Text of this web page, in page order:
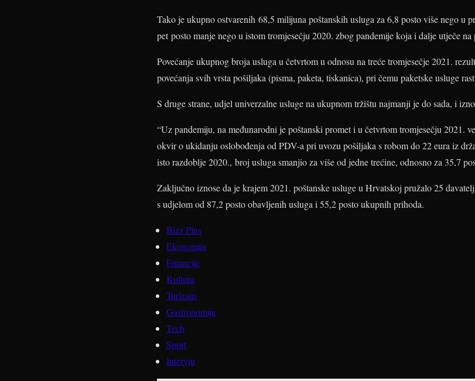
Tako je ukupno ostvarenih 68,5 milijuna poštanskih usluga za 6,8 posto više nego u
pet posto manje nego u istom tromjesečju 2020. zbog pandemije koja i dalje utječe na
Povećanje ukupnog broja usluga u četvrtom u odnosu na treće tromjesečje 2021.
povećanja svih vrsta pošiljaka (pisma, paketa, tiskanica), pri čemu paketske usluge
S druge strane, udjel univerzalne usluge na ukupnom tržištu najmanji je do sada, i
“Uz pandemiju, na međunarodni je poštanski promet i u četvrtom tromjesečju 2021.
okvir o ukidanju oslobođenja od PDV-a pri uvozu pošiljaka s robom do 22 eura iz
isto razdoblje 2020., broj usluga smanjio za više od jedne trećine, odnosno za 35,7
Zaključno iznose da je krajem 2021. poštanske usluge u Hrvatskoj pružalo 25
s udjelom od 87,2 posto obavljenih usluga i 55,2 posto ukupnih prihoda.
Bizz Plus
Ekonomija
Financije
Kultura
Turizam
Gastronomija
Tech
Sport
Intervju